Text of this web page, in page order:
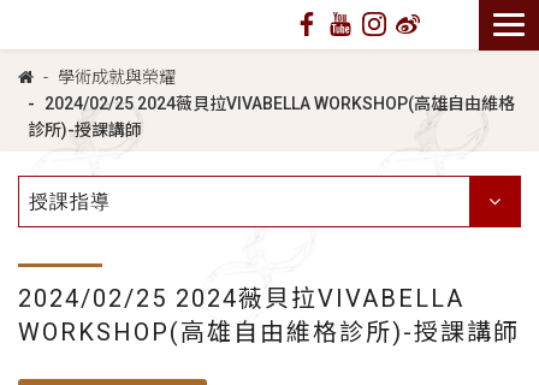
學術成就與榮耀
2024/02/25 2024薇貝拉VIVABELLA WORKSHOP(高雄自由維格
診所)-授課講師
授課指導
2024/02/25 2024薇貝拉VIVABELLA
WORKSHOP(高雄自由維格診所)-授課講師